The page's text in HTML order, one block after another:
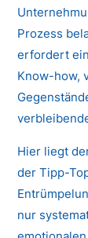
Prozess
erfordert
Know-how,
Hier liegt
der Tipp-
nur